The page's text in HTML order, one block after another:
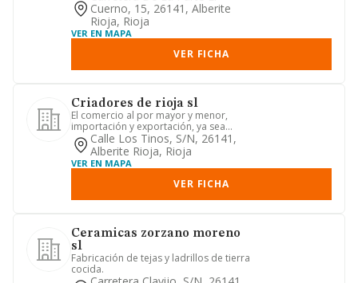
Cuerno, 15, 26141, Alberite
Rioja, Rioja
VER EN MAPA
VER FICHA
Criadores de rioja sl
El comercio al por mayor y menor,
importación y exportación, ya sea
directamente o por representaci...
Calle Los Tinos, S/n, 26141,
Alberite Rioja, Rioja
VER EN MAPA
VER FICHA
Ceramicas zorzano moreno
sl
Fabricación de tejas y ladrillos de tierra
cocida.